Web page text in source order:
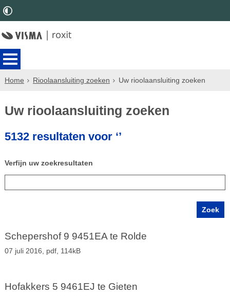
Home Rioolaansluiting zoeken Uw rioolaansluiting zoeken
Uw rioolaansluiting zoeken
5132 resultaten voor ‘’
Verfijn uw zoekresultaten
Schepershof 9 9451EA te Rolde
07 juli 2016, pdf, 114kB
Hofakkers 5 9461EJ te Gieten